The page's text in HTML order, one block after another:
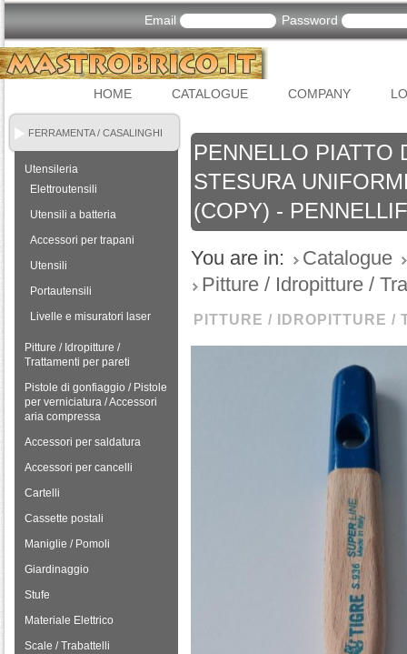
Email Password
HOME CATALOGUE COMPANY
FERRAMENTA / CASALINGHI
Utensileria
Elettroutensili
Utensili a batteria
Accessori per trapani
Utensili
Portautensili
Livelle e misuratori laser
Pitture / Idropitture /
Trattamenti per pareti
Pistole di gonfiaggio / Pistole
per verniciatura / Accessori
aria compressa
Accessori per saldatura
Accessori per cancelli
Cartelli
Cassette postali
Maniglie / Pomoli
Giardinaggio
Stufe
Materiale Elettrico
Scale / Trabattelli
PENNELLO PIATTO
STESURA
(COPY) -
You are in:
Catalogue
Pitture / Idropitture /
PITTURE / IDROPITTURE /